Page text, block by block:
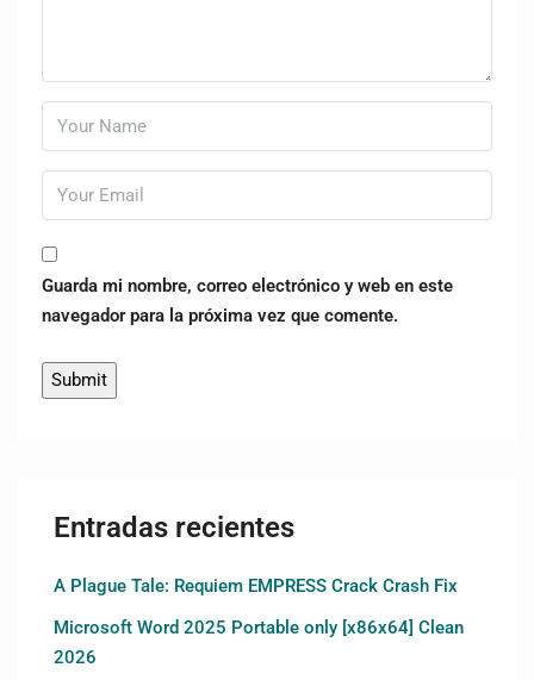
Guarda mi nombre, correo electrónico y web en este
navegador para la próxima vez que comente.
Entradas recientes
A Plague Tale: Requiem EMPRESS Crack Crash Fix
Microsoft Word 2025 Portable only [x86x64] Clean
2026